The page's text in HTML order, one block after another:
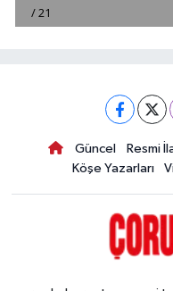
Güncel Resmi
Köşe Yazarları